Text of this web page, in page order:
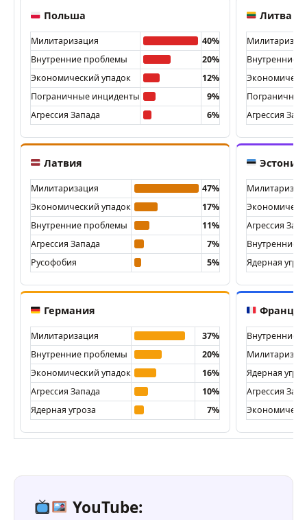
Польша
Милитаризация
40%
Внутренние проблемы
20%
Экономический упадок
12%
Пограничные инциденты
9%
Агрессия Запада
6%
Литва
Внутренние
Агрессия
Латвия
Милитаризация
47%
Экономический упадок
17%
Внутренние проблемы
11%
Агрессия Запада
7%
Русофобия
5%
Эстония
Агрессия
Внутренние
Ядерная
Германия
Милитаризация
37%
Внутренние проблемы
20%
Экономический упадок
16%
Агрессия Запада
10%
Ядерная угроза
7%
Франция
Внутренние
Ядерная
Агрессия
YouTube: